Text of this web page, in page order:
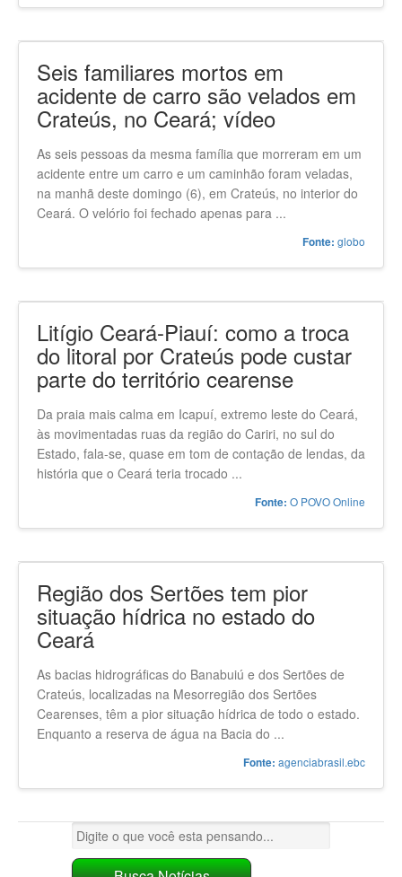
Seis familiares mortos em
acidente de carro são velados em
Crateús, no Ceará; vídeo
As seis pessoas da mesma família que morreram em um
acidente entre um carro e um caminhão foram veladas,
na manhã deste domingo (6), em Crateús, no interior do
Ceará. O velório foi fechado apenas para ...
Fonte: globo
Litígio Ceará-Piauí: como a troca
do litoral por Crateús pode custar
parte do território cearense
Da praia mais calma em Icapuí, extremo leste do Ceará,
às movimentadas ruas da região do Cariri, no sul do
Estado, fala-se, quase em tom de contação de lendas, da
história que o Ceará teria trocado ...
Fonte: O POVO Online
Região dos Sertões tem pior
situação hídrica no estado do
Ceará
As bacias hidrográficas do Banabuiú e dos Sertões de
Crateús, localizadas na Mesorregião dos Sertões
Cearenses, têm a pior situação hídrica de todo o estado.
Enquanto a reserva de água na Bacia do ...
Fonte: agenciabrasil.ebc